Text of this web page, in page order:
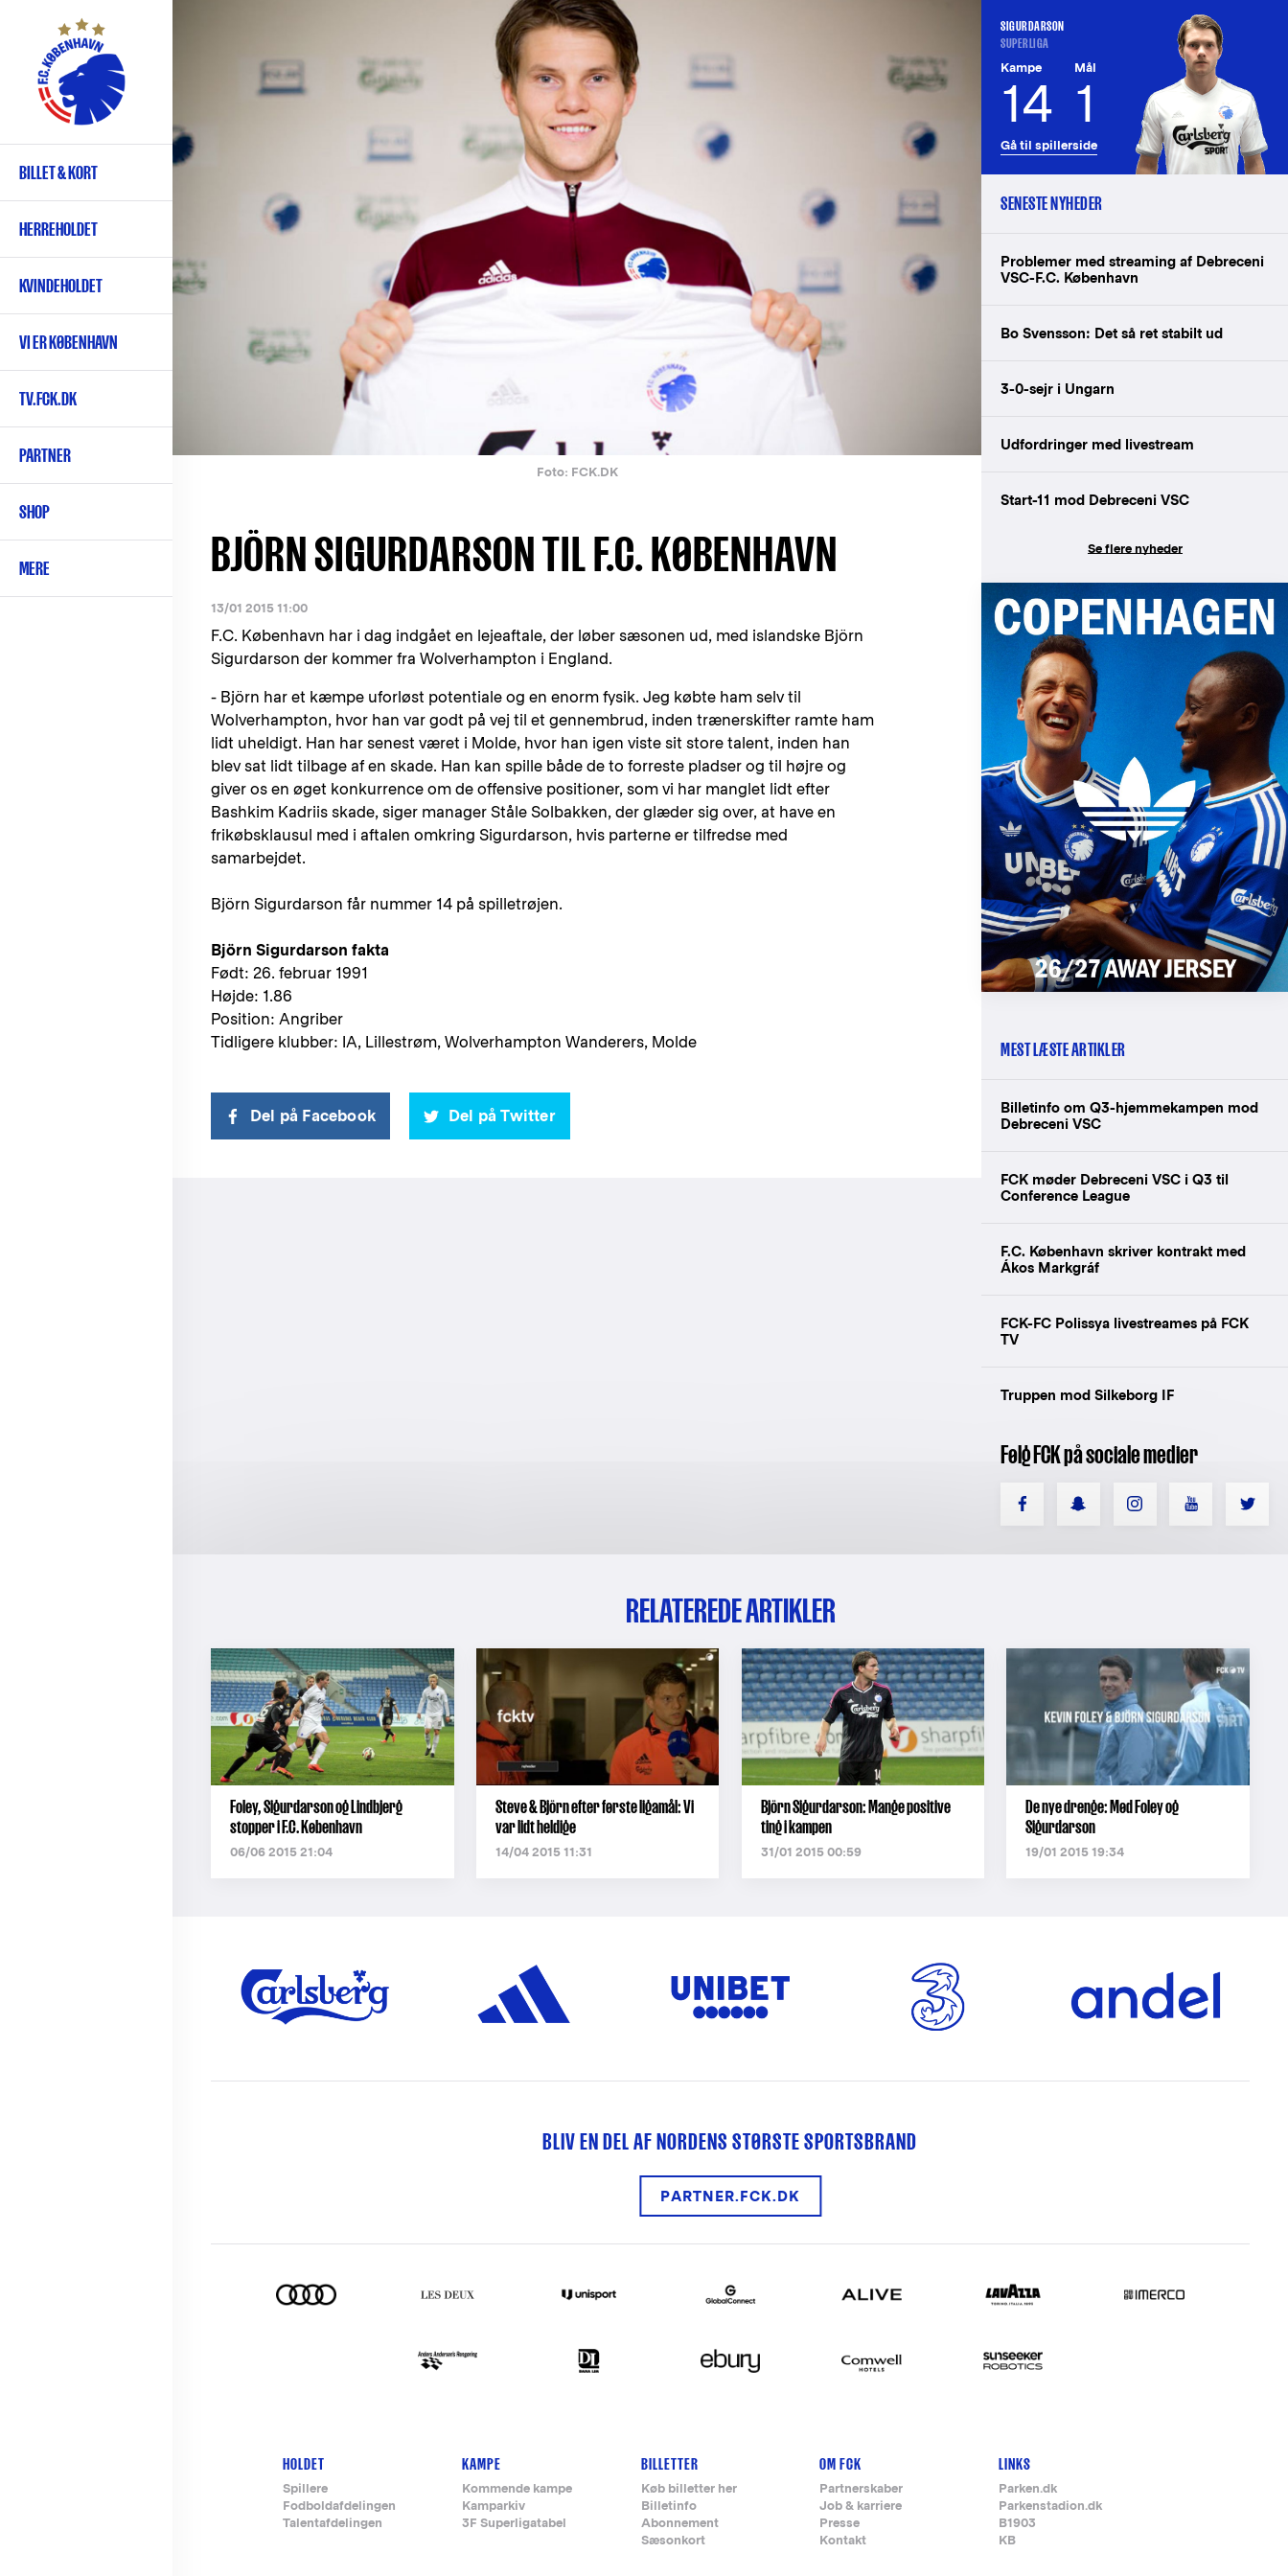
hovedindhold
Primær
navigation
BILLET & KORT
HERREHOLDET
KVINDEHOLDET
VI ER KØBENHAVN
TV.FCK.DK
PARTNER
SHOP
MERE
Foto: FCK.DK
BJÖRN SIGURDARSON TIL F.C. KØBENHAVN
13/01 2015 11:00
F.C. København har i dag indgået en lejeaftale, der løber sæsonen ud, med islandske Björn
Sigurdarson der kommer fra Wolverhampton i England.
- Björn har et kæmpe uforløst potentiale og en enorm fysik. Jeg købte ham selv til
Wolverhampton, hvor han var godt på vej til et gennembrud, inden trænerskifter ramte ham
lidt uheldigt. Han har senest været i Molde, hvor han igen viste sit store talent, inden han
blev sat lidt tilbage af en skade. Han kan spille både de to forreste pladser og til højre og
giver os en øget konkurrence om de offensive positioner, som vi har manglet lidt efter
Bashkim Kadriis skade, siger manager Ståle Solbakken, der glæder sig over, at have en
frikøbsklausul med i aftalen omkring Sigurdarson, hvis parterne er tilfredse med
samarbejdet.
Björn Sigurdarson får nummer 14 på spilletrøjen.
Björn Sigurdarson fakta
Født: 26. februar 1991
Højde: 1.86
Position: Angriber
Tidligere klubber: IA, Lillestrøm, Wolverhampton Wanderers, Molde
Del på Facebook Del på Twitter
SIGURDARSON
SUPERLIGA
Kampe
14
Mål
1
Gå til spillerside
SENESTE NYHEDER
Problemer med streaming af Debreceni
VSC-F.C. København
Bo Svensson: Det så ret stabilt ud
3-0-sejr i Ungarn
Udfordringer med livestream
Start-11 mod Debreceni VSC
Se flere nyheder
MEST LÆSTE ARTIKLER
Billetinfo om Q3-hjemmekampen mod
Debreceni VSC
FCK møder Debreceni VSC i Q3 til
Conference League
F.C. København skriver kontrakt med
Ákos Markgráf
FCK-FC Polissya livestreames på FCK
TV
Truppen mod Silkeborg IF
Følg FCK på sociale medier
RELATEREDE ARTIKLER
Foley, Sigurdarson og Lindbjerg
stopper i F.C. København
06/06 2015 21:04
Steve & Björn efter første ligamål: Vi
var lidt heldige
14/04 2015 11:31
Björn Sigurdarson: Mange positive
ting i kampen
31/01 2015 00:59
De nye drenge: Mød Foley og
Sigurdarson
19/01 2015 19:34
BLIV EN DEL AF NORDENS STØRSTE SPORTSBRAND
PARTNER.FCK.DK
Footer-
menu
HOLDET
Spillere
Fodboldafdelingen
Talentafdelingen
KAMPE
Kommende kampe
Kamparkiv
3F Superligatabel
BILLETTER
Køb billetter her
Billetinfo
Abonnement
Sæsonkort
OM FCK
Partnerskaber
Job & karriere
Presse
Kontakt
LINKS
Parken.dk
Parkenstadion.dk
B1903
KB